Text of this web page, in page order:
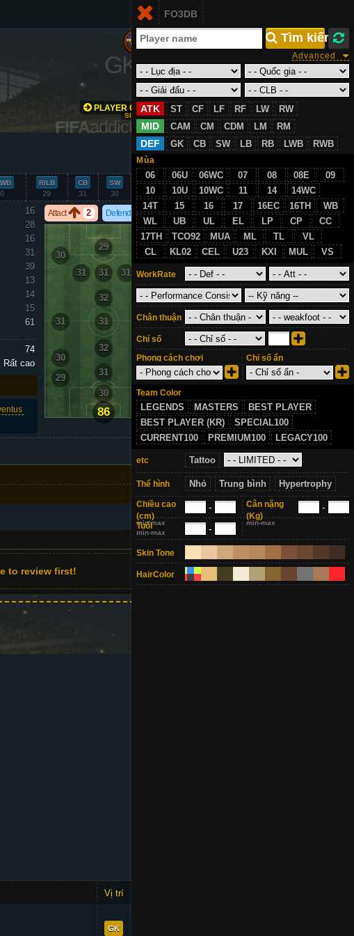
VN
FO3DB
Tìm kiếm
Advanced
ATK ST CF LF RF LW RW
MID CAM CM CDM LM RM
DEF GK CB SW LB RB LWB RWB
Mùa
06 06U 06WC 07 08 08E
09
10
10U 10WC 11 14
14WC
14T
15 16 17 16EC 16TH
WB
WL
UB UL EL LP CP
CC
17TH
TCO92 MUA ML TL
VL
CL
KL02 CEL U23 KXI MUL VS
WorkRate
Chân thuận
Chỉ số
Phong cách chơi
Chỉ số ẩn
Team Color
LEGENDS MASTERS
BEST PLAYER
BEST PLAYER (KR)
SPECIAL100
CURRENT100
PREMIUM100 LEGACY100
etc Tattoo
Thể hình Nhỏ Trung bình Hypertrophy
Chiều cao
(cm)
min-max
-
Cân nặng
(Kg)
min-max
-
Tuổi
min-max -
Skin Tone
HairColor
KR
PLAYER GROWTH
SIMULATION
FIFAaddict.com
GK/86
VS
R/LB
29
CB
31
SW
30
GK
86
16
28
16
31
39
13
14
15
61
74
Rất cao
Attact 2 Defend 2
29
30
30
31
31
31
32
31 31
31
32
30
30
29
31
29
30
86
1
to review first!
Vị trí
GK